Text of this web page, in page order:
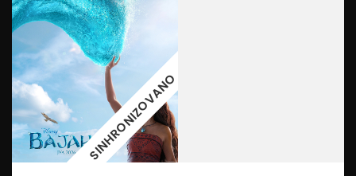
SINHRONIZOVANO